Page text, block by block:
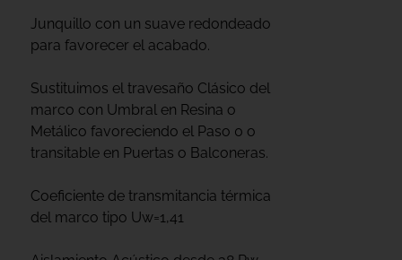
Junquillo con un suave redondeado
para favorecer el acabado.
Sustituimos el travesaño Clásico del
marco con Umbral en Resina o
Metálico favoreciendo el Paso 0 o
transitable en Puertas o Balconeras.
Coeficiente de transmitancia térmica
del marco tipo Uw=1,41